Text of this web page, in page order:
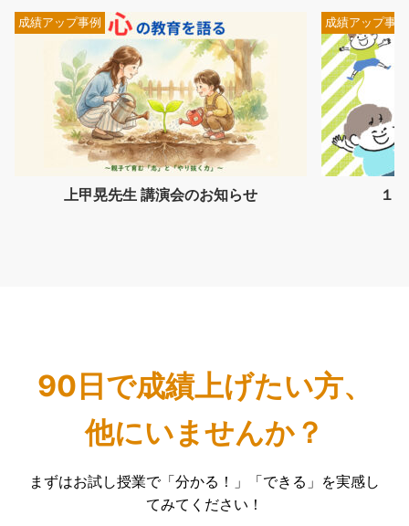
成績アップ事例
上甲晃先生 講演会のお知らせ
成績アップ事例
１
90日で成績上げたい方、
他にいませんか？
まずはお試し授業で「分かる！」「できる」を実感し
てみてください！